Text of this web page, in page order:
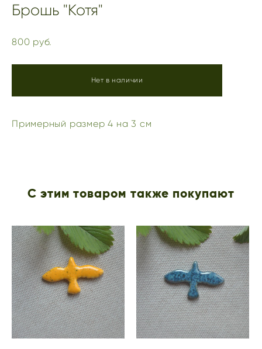
Брошь "Котя"
800 pуб.
Нет в наличии
Примерный размер 4 на 3 см
С этим товаром также покупают